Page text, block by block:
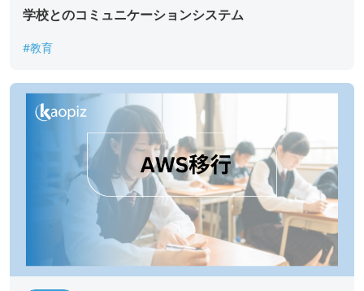
学校とのコミュニケーションシステム
#教育